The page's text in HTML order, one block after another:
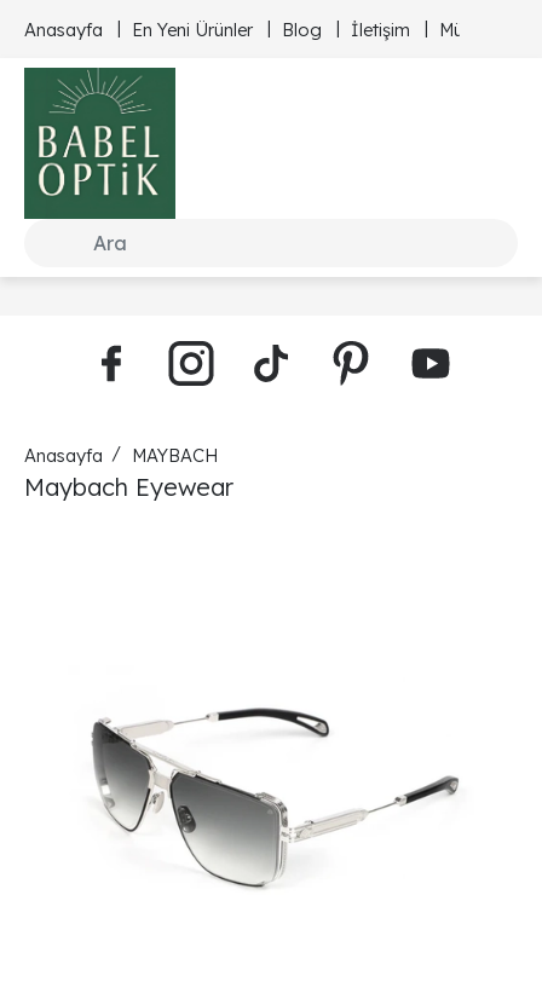
Anasayfa En Yeni Ürünler Blog İletişim Müşteri
Anasayfa MAYBACH
Maybach Eyewear